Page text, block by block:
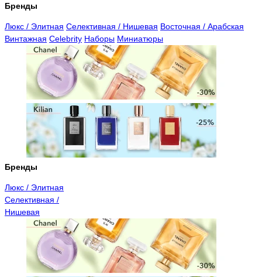
Бренды
Люкс / Элитная Селективная / Нишевая Восточная / Арабская
Винтажная Celebrity Наборы Миниатюры
Бренды
Люкс / Элитная
Селективная /
Нишевая